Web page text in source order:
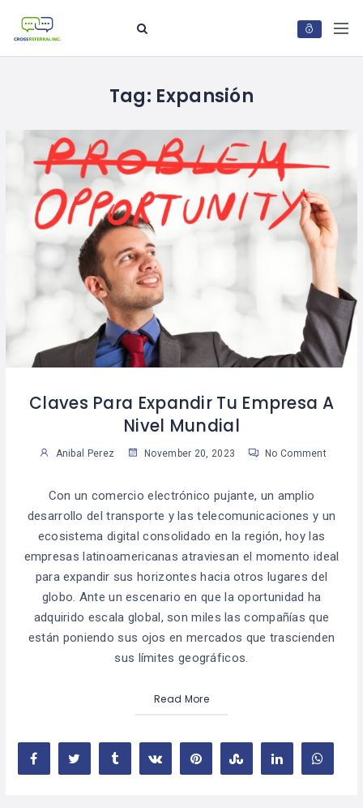
Tag: Expansión
Claves Para Expandir Tu Empresa A
Nivel Mundial
Anibal Perez November 20, 2023 No Comment
Con un comercio electrónico pujante, un amplio
desarrollo del transporte y las telecomunicaciones y un
ecosistema digital consolidado en la región, hoy las
empresas latinoamericanas atraviesan el momento ideal
para expandir sus horizontes hacia otros lugares del
globo. Ante un escenario en que la oportunidad ha
adquirido escala global, son miles las compañías que
están poniendo sus ojos en mercados que trascienden
sus límites geográficos.
Read More